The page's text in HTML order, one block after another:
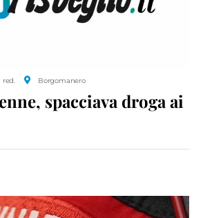
red. Borgomanero
spacciava droga ai